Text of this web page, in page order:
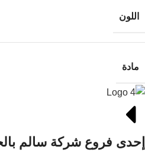
اللون
مادة
إحدى فروع شركة سالم